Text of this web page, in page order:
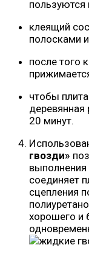
пользуются
клеящий
полосками
после того
чтобы
деревянная
20 минут.
гвозди»
выполнения
соединяет
сцепления
хорошего и